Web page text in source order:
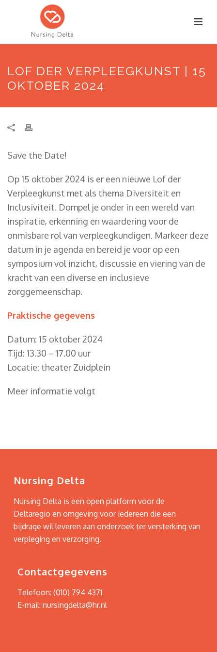
LOF DER VERPLEEGKUNST | 15
OKTOBER 2024
Save the Date!
Op 15 oktober 2024 is er een nieuwe Lof der
Verpleegkunst met als thema Diversiteit en
Inclusiviteit. Dompel je onder in een wereld van
inspiratie, erkenning en waardering voor de
onmisbare rol van verpleegkundigen. Markeer deze
datum in je agenda en bereid je voor op een
symposium vol inzicht, discussie en viering van de
kracht van een diverse en inclusieve
zorggemeenschap.
Praktische gegevens
Datum: 15 oktober 2024
Tijd: 13.30 – 17.00 uur
Locatie: theater Zuidplein
Meer informatie volgt
Nursing Delta
Nursing Delta is een open platform voor de
Deltaregio en omgeving voor iedereen die een
bijdrage wil leveren aan onderzoek ter versterking van
verpleging en verzorging.
Contactgegevens
Telefoon: (010) 794 4371
E-mail: nursingdelta@hr.nl